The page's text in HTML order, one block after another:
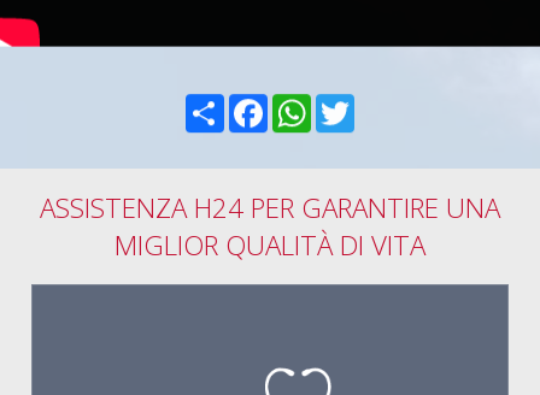
CondividiFacebookWhatsApp
Twitter
ASSISTENZA H24 PER GARANTIRE UNA
MIGLIOR QUALITÀ DI VITA